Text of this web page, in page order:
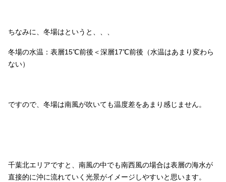
ちなみに、冬場はというと、、、
冬場の水温：表層15℃前後＜深層17℃前後（水温はあまり変わら
ない）
ですので、冬場は南風が吹いても温度差をあまり感じません。
千葉北エリアですと、南風の中でも南西風の場合は表層の海水が
直接的に沖に流れていく光景がイメージしやすいと思います。